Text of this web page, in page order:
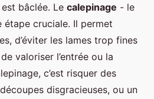
bâclée. Le calepinage - le
étape cruciale. Il permet
d’éviter les lames trop fines
valoriser l’entrée ou la
c’est risquer des
disgracieuses, ou un